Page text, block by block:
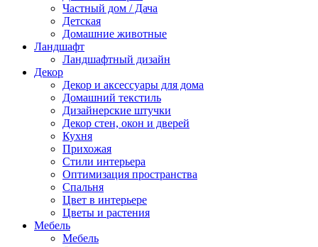
Частный дом / Дача
Детская
Домашние животные
Ландшафт
Ландшафтный дизайн
Декор
Декор и аксессуары для дома
Домашний текстиль
Дизайнерские штучки
Декор стен, окон и дверей
Кухня
Прихожая
Стили интерьера
Оптимизация пространства
Спальня
Цвет в интерьере
Цветы и растения
Мебель
Мебель